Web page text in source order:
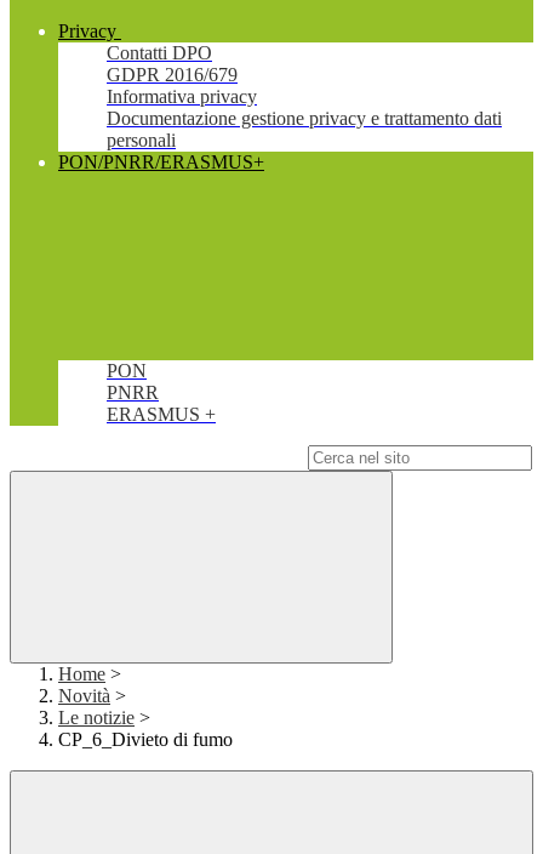
Privacy
Contatti DPO
GDPR 2016/679
Informativa privacy
Documentazione gestione privacy e trattamento dati
personali
PON/PNRR/ERASMUS+
PON
PNRR
ERASMUS +
Home >
Novità >
Le notizie >
CP_6_Divieto di fumo